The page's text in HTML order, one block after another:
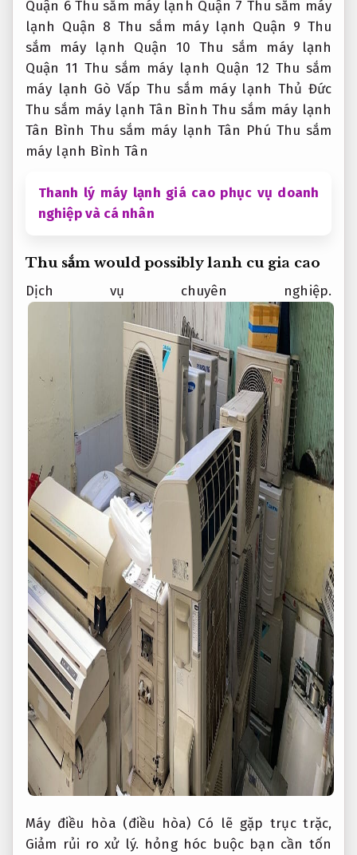
Quận 6 Thu sắm máy lạnh Quận 7 Thu sắm máy
lạnh Quận 8 Thu sắm máy lạnh Quận 9 Thu
sắm máy lạnh Quận 10 Thu sắm máy lạnh
Quận 11 Thu sắm máy lạnh Quận 12 Thu sắm
máy lạnh Gò Vấp Thu sắm máy lạnh Thủ Đức
Thu sắm máy lạnh Tân Bình Thu sắm máy lạnh
Tân Bình Thu sắm máy lạnh Tân Phú Thu sắm
máy lạnh Bình Tân
Thanh lý máy lạnh giá cao phục vụ doanh
nghiệp và cá nhân
Thu sắm would possibly lanh cu gia cao
Dịch vụ chuyên nghiệp.
Máy điều hòa (điều hòa) Có lẽ gặp trục trặc,
Giảm rủi ro xử lý. hỏng hóc buộc bạn cần tốn